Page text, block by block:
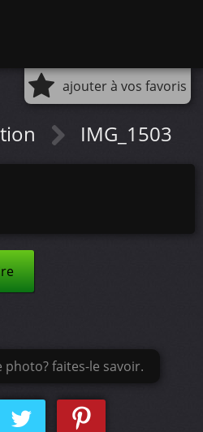
ajouter à vos favoris
IMG_1503
photo? faites-le savoir.